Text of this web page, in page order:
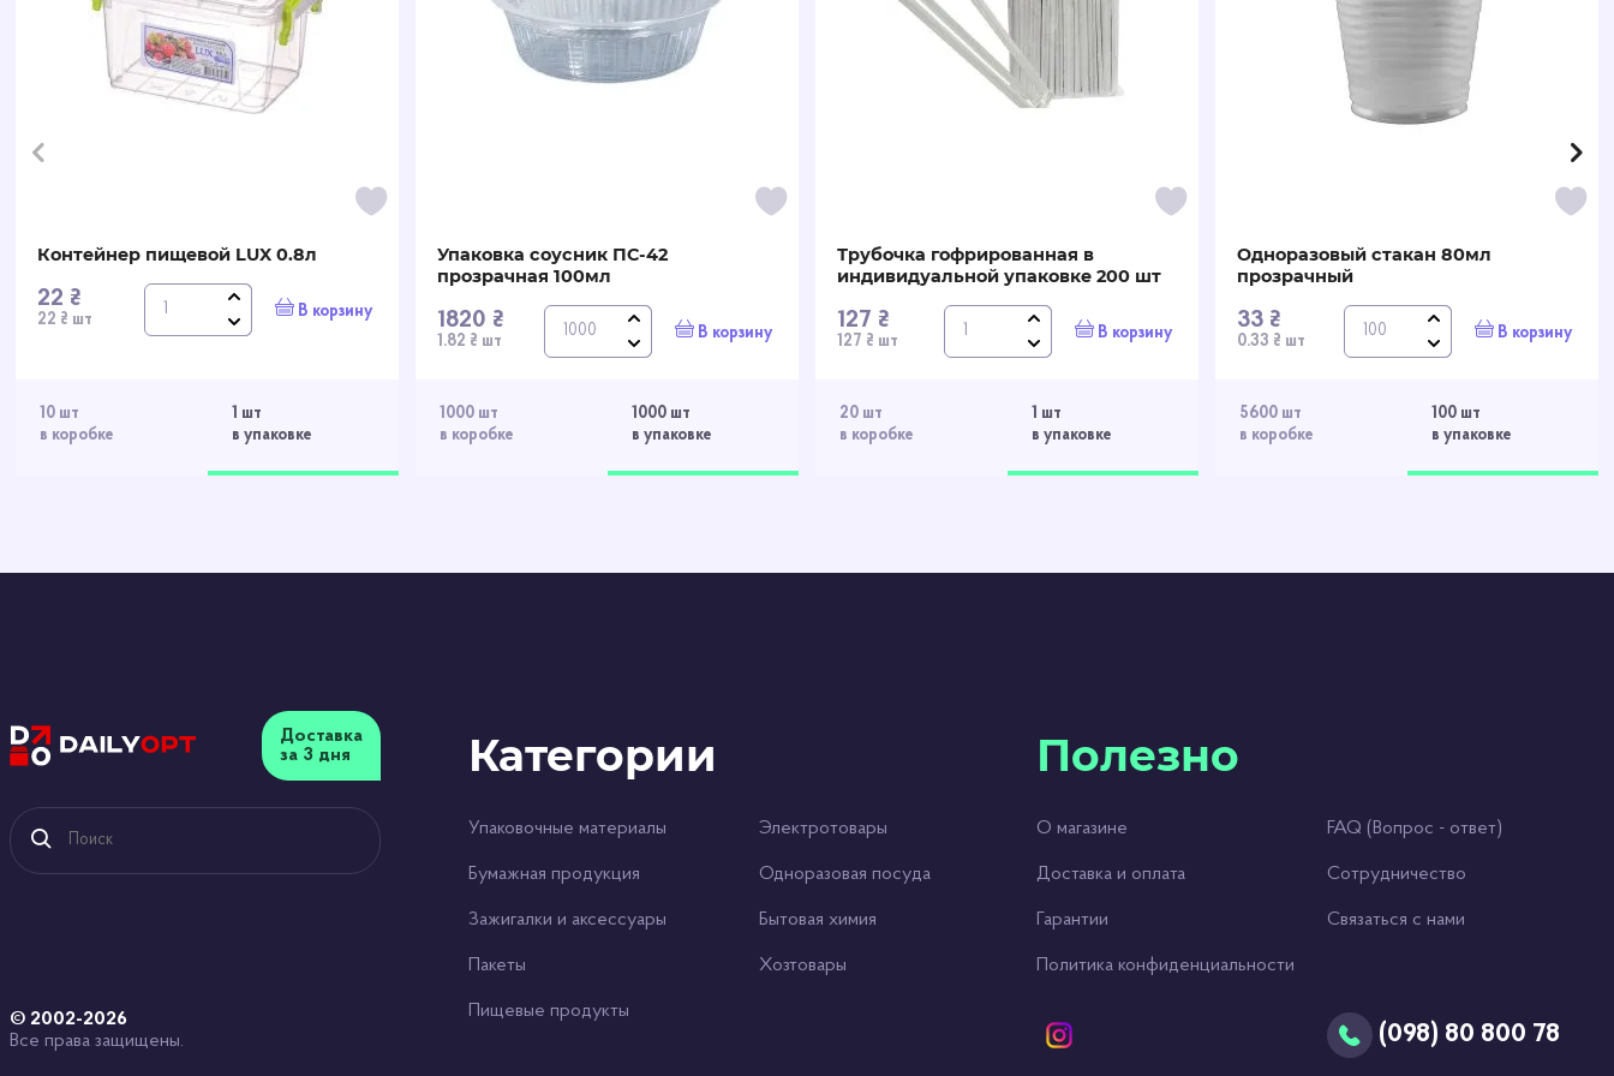
10 шт
в коробке
1 шт
в упаковке
Контейнер пищевой LUX 0.8л
22 ₴
22 ₴ шт В корзину
1000 шт
в коробке
1000 шт
в упаковке
Упаковка соусник ПС-42
прозрачная 100мл
1820 ₴
1.82 ₴ шт В корзину
20 шт
в коробке
1 шт
в упаковке
Трубочка гофрированная в
индивидуальной упаковке 200 шт
127 ₴
127 ₴ шт В корзину
5600 шт
в коробке
100 шт
в упаковке
Одноразовый стакан 80мл
прозрачный
33 ₴
0.33 ₴ шт В корзину
Доставка
за 3 дня
Категории
Упаковочные материалы Электротовары
Бумажная продукция Одноразовая посуда
Зажигалки и аксессуары Бытовая химия
Пакеты Хозтовары
Пищевые продукты
Полезно
О магазине FAQ (Вопрос - ответ)
Доставка и оплата Сотрудничество
Гарантии Связаться с нами
Политика конфиденциальности
(098) 80 800 78
© 2002-2026
Все права защищены.